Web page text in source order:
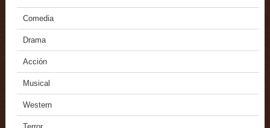
Comedia
Drama
Acción
Musical
Western